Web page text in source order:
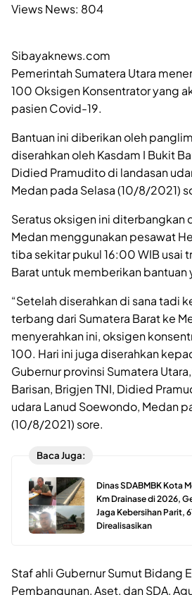
Views News: 804
Sibayaknews.com
Pemerintah Sumatera Utara
100 Oksigen Konsentrator yang
pasien Covid-19.
Bantuan ini diberikan oleh
diserahkan oleh Kasdam I Bukit
Didied Pramudito di landasan
Medan pada Selasa (10/8/2021)
Seratus oksigen ini diterbangkan
Medan menggunakan pesawat
tiba sekitar pukul 16:00 WIB usai
Barat untuk memberikan bantuan
“Setelah diserahkan di sana tadi
terbang dari Sumatera Barat ke
menyerahkan ini, oksigen
100. Hari ini juga diserahkan
Gubernur provinsi Sumatera
Barisan, Brigjen TNI, Didied
udara Lanud Soewondo, Medan
(10/8/2021) sore.
Baca Juga:
Dinas SDABMBK Kota
Km Drainase di 2026,
Jaga Kebersihan Parit,
Direalisasikan
Staf ahli Gubernur Sumut Bidang
Pembangunan, Aset, dan SDA,